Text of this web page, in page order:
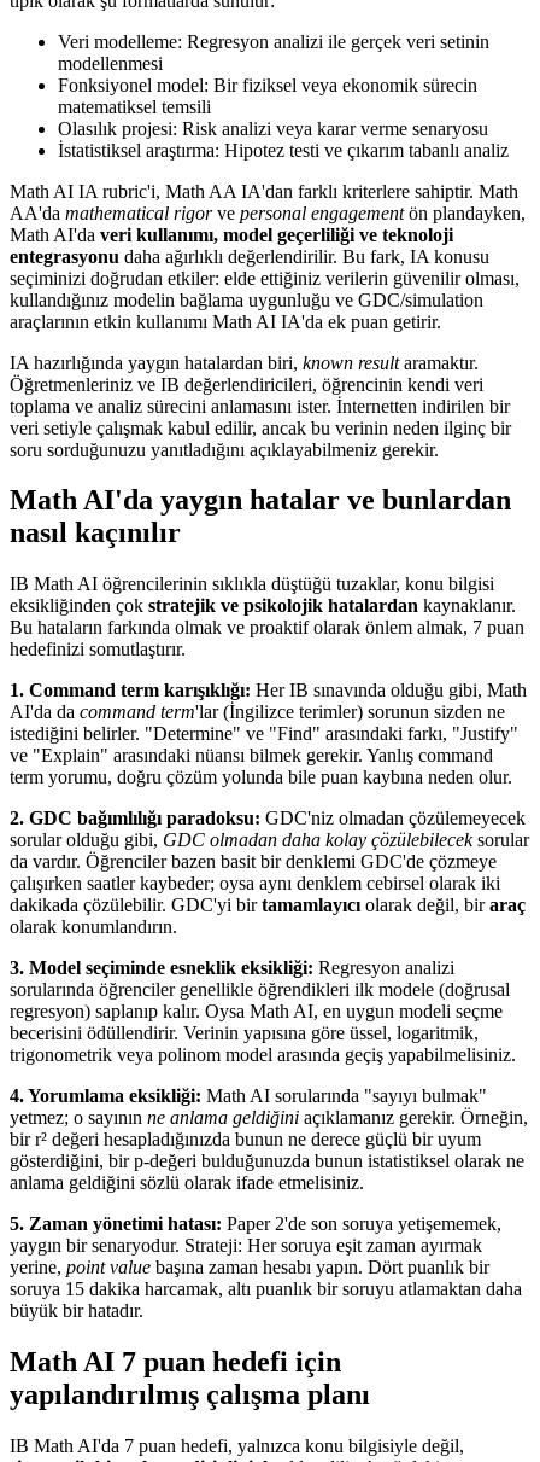
Veri modelleme: Regresyon analizi ile gerçek veri setinin
modellenmesi
Fonksiyonel model: Bir fiziksel veya ekonomik sürecin
matematiksel temsili
Olasılık projesi: Risk analizi veya karar verme senaryosu
İstatistiksel araştırma: Hipotez testi ve çıkarım tabanlı analiz
Math AI IA rubric'i, Math AA IA'dan farklı kriterlere sahiptir. Math
AA'da mathematical rigorve personal engagementön plandayken,
Math AI'da veri kullanımı, model geçerliliği ve teknoloji
entegrasyonu daha ağırlıklı değerlendirilir. Bu fark, IA konusu
seçiminizi doğrudan etkiler: elde ettiğiniz verilerin güvenilir olması,
kullandığınız modelin bağlama uygunluğu ve GDC/simulation
araçlarının etkin kullanımı Math AI IA'da ek puan getirir.
IA hazırlığında yaygın hatalardan biri, known resultaramaktır.
Öğretmenleriniz ve IB değerlendiricileri, öğrencinin kendi veri
toplama ve analiz sürecini anlamasını ister. İnternetten indirilen bir
veri setiyle çalışmak kabul edilir, ancak bu verinin neden ilginç bir
soru sorduğunuzu yanıtladığını açıklayabilmeniz gerekir.
Math AI'da yaygın hatalar ve bunlardan
nasıl kaçınılır
IB Math AI öğrencilerinin sıklıkla düştüğü tuzaklar, konu bilgisi
eksikliğinden çok stratejik ve psikolojik hatalardan kaynaklanır.
Bu hataların farkında olmak ve proaktif olarak önlem almak, 7 puan
hedefinizi somutlaştırır.
1. Command term karışıklığı: Her IB sınavında olduğu gibi, Math
AI'da da command term'lar (İngilizce terimler) sorunun sizden ne
istediğini belirler. "Determine" ve "Find" arasındaki farkı, "Justify"
ve "Explain" arasındaki nüansı bilmek gerekir. Yanlış command
term yorumu, doğru çözüm yolunda bile puan kaybına neden olur.
2. GDC bağımlılığı paradoksu: GDC'niz olmadan çözülemeyecek
sorular olduğu gibi, GDC olmadan daha kolay çözülebileceksorular
da vardır. Öğrenciler bazen basit bir denklemi GDC'de çözmeye
çalışırken saatler kaybeder; oysa aynı denklem cebirsel olarak iki
dakikada çözülebilir. GDC'yi birtamamlayıcı olarak değil, biraraç
olarak konumlandırın.
3. Model seçiminde esneklik eksikliği: Regresyon analizi
sorularında öğrenciler genellikle öğrendikleri ilk modele (doğrusal
regresyon) saplanıp kalır. Oysa Math AI, en uygun modeli seçme
becerisini ödüllendirir. Verinin yapısına göre üssel, logaritmik,
trigonometrik veya polinom model arasında geçiş yapabilmelisiniz.
4. Yorumlama eksikliği: Math AI sorularında "sayıyı bulmak"
yetmez; o sayının ne anlama geldiğini açıklamanız gerekir. Örneğin,
bir r² değeri hesapladığınızda bunun ne derece güçlü bir uyum
gösterdiğini, bir p-değeri bulduğunuzda bunun istatistiksel olarak ne
anlama geldiğini sözlü olarak ifade etmelisiniz.
5. Zaman yönetimi hatası: Paper 2'de son soruya yetişememek,
yaygın bir senaryodur. Strateji: Her soruya eşit zaman ayırmak
yerine, point value başına zaman hesabı yapın. Dört puanlık bir
soruya 15 dakika harcamak, altı puanlık bir soruyu atlamaktan daha
büyük bir hatadır.
Math AI 7 puan hedefi için
yapılandırılmış çalışma planı
IB Math AI'da 7 puan hedefi, yalnızca konu bilgisiyle değil,